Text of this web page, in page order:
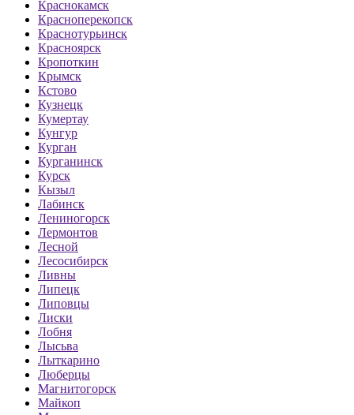
Краснокамск
Красноперекопск
Краснотурьинск
Красноярск
Кропоткин
Крымск
Кстово
Кузнецк
Кумертау
Кунгур
Курган
Курганинск
Курск
Кызыл
Лабинск
Лениногорск
Лермонтов
Лесной
Лесосибирск
Ливны
Липецк
Липовцы
Лиски
Лобня
Лысьва
Лыткарино
Люберцы
Магнитогорск
Майкоп